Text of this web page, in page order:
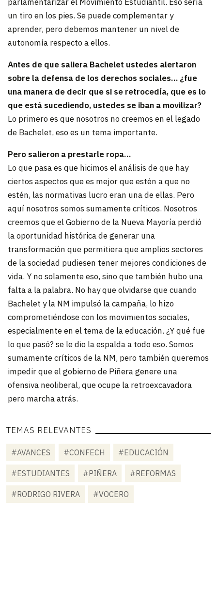
un tiro en los pies. Se puede complementar y
aprender, pero debemos mantener un nivel de
autonomía respecto a ellos.
Antes de que saliera Bachelet ustedes alertaron
sobre la defensa de los derechos sociales… ¿fue
una manera de decir que si se retrocedía, que es lo
que está sucediendo, ustedes se iban a movilizar?
Lo primero es que nosotros no creemos en el legado
de Bachelet, eso es un tema importante.
Pero salieron a prestarle ropa…
Lo que pasa es que hicimos el análisis de que hay
ciertos aspectos que es mejor que estén a que no
estén, las normativas lucro eran una de ellas. Pero
aquí nosotros somos sumamente críticos. Nosotros
creemos que el Gobierno de la Nueva Mayoría perdió
la oportunidad histórica de generar una
transformación que permitiera que amplios sectores
de la sociedad pudiesen tener mejores condiciones de
vida. Y no solamente eso, sino que también hubo una
falta a la palabra. No hay que olvidarse que cuando
Bachelet y la NM impulsó la campaña, lo hizo
comprometiéndose con los movimientos sociales,
especialmente en el tema de la educación. ¿Y qué fue
lo que pasó? se le dio la espalda a todo eso. Somos
sumamente críticos de la NM, pero también queremos
impedir que el gobierno de Piñera genere una
ofensiva neoliberal, que ocupe la retroexcavadora
pero marcha atrás.
TEMAS RELEVANTES
#AVANCES #CONFECH #EDUCACIÓN
#ESTUDIANTES #PIÑERA #REFORMAS
#RODRIGO RIVERA #VOCERO